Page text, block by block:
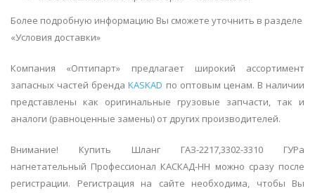
Более подробную информацию Вы сможете уточнить в разделе
«Условия доставки»
Компания «Оптипарт» предлагает широкий ассортимент
запасных частей брендаKASKAD по оптовым ценам. В наличии
представлены как оригинальные грузовые запчасти, так и
аналоги (равноценные замены) от других производителей.
Внимание! Купить Шланг ГАЗ-2217,3302-3310 ГУРа
нагнетательный Профессионал КАСКАД-НН можно сразу после
регистрации. Регистрация на сайте необходима, чтобы Вы